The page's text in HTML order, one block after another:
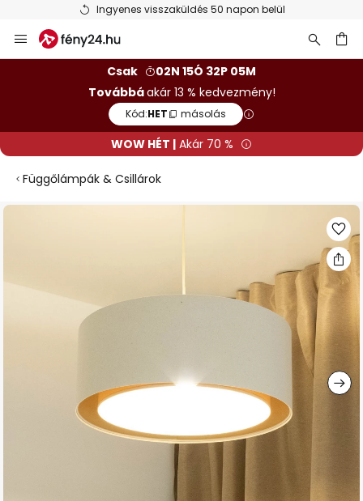
Ingyenes visszaküldés 50 napon belül
Ugrás
a
Csak
02N 15Ó 32P 04M
Továbbáakár 13 % kedvezmény!
Kód:HET másolás
WOW HÉT | Akár 70 %
Függőlámpák & Csillárok
Ugrás